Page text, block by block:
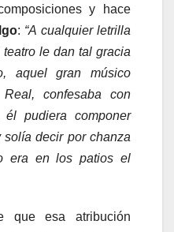
y hace
: “A cualquier letrilla
le dan tal gracia
aquel gran músico
confesaba con
pudiera componer
solía decir por chanza
era en los patios el
que esa atribución